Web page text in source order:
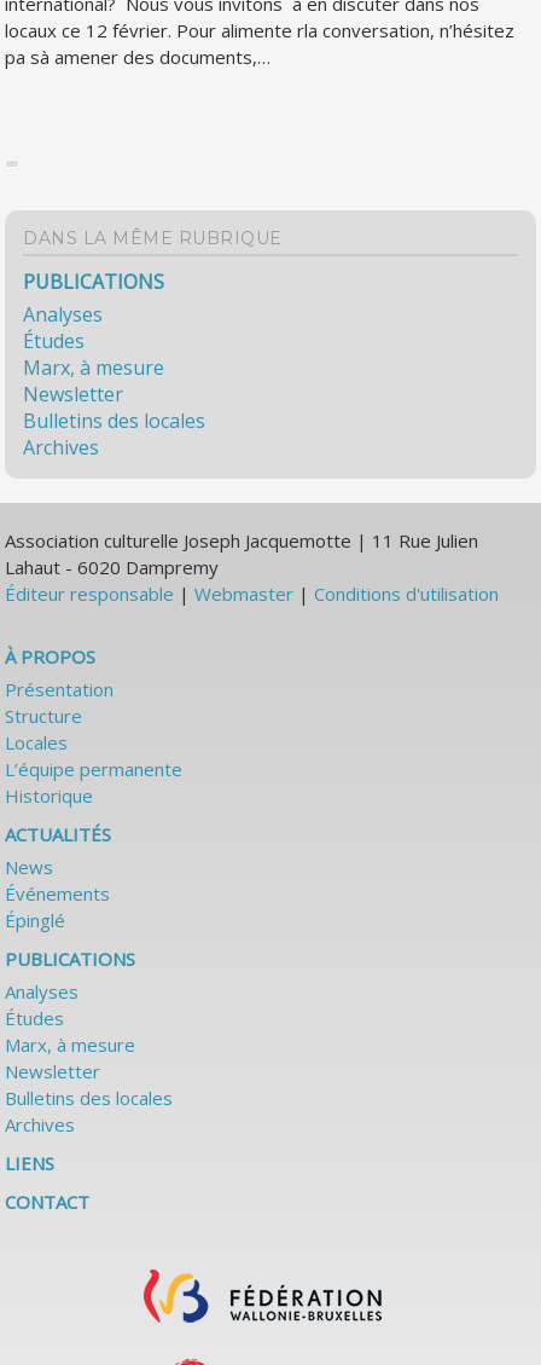
locaux ce 12 février. Pour alimente rla conversation, n’hésitez
pa sà amener des documents,…
DANS LA MÊME RUBRIQUE
PUBLICATIONS
Analyses
Études
Marx, à mesure
Newsletter
Bulletins des locales
Archives
Association culturelle Joseph Jacquemotte | 11 Rue Julien
Lahaut - 6020 Dampremy
Éditeur responsable |Webmaster |Conditions d'utilisation
À PROPOS
Présentation
Structure
Locales
L’équipe permanente
Historique
ACTUALITÉS
News
Événements
Épinglé
PUBLICATIONS
Analyses
Études
Marx, à mesure
Newsletter
Bulletins des locales
Archives
LIENS
CONTACT